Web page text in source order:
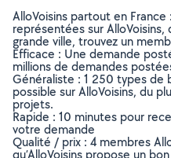
AlloVoisins partout en
représentées sur
grande ville, trouvez un
Efficace : Une demande
millions de demandes
Généraliste : 1 250 types
possible sur AlloVoisins, du
projets.
Rapide : 10 minutes pour
votre demande
Qualité / prix : 4 membres
qu’AlloVoisins propose un